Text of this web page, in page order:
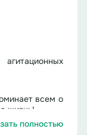
жизнь!
полностью